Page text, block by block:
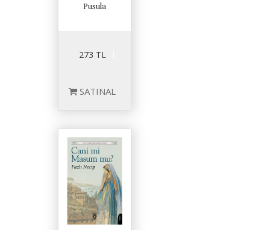
Pusula
273 TL
SATINAL